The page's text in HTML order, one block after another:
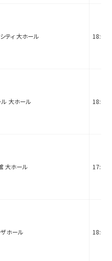
ティ 大ホール 18:00
ル 大ホール 18:00
大ホール 17:30
ザホール 18:00